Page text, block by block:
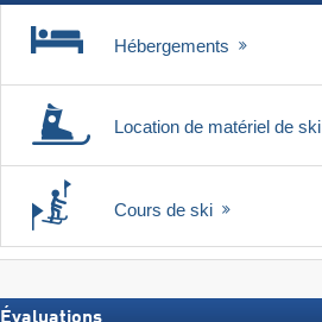
Hébergements
Location de matériel de ski
Cours de ski
Évaluations